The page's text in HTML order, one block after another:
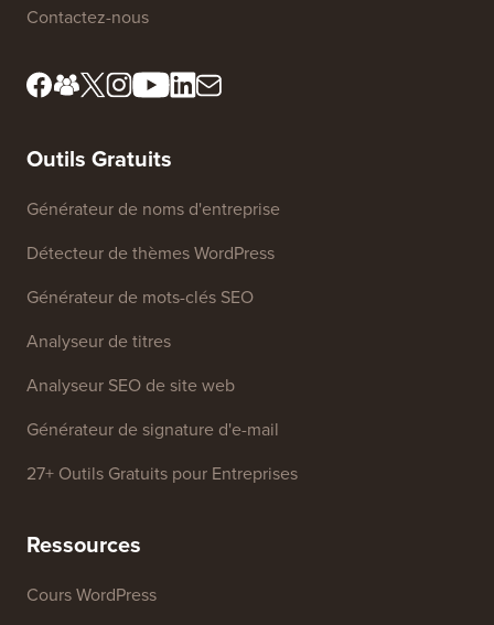
Contactez-nous
Outils Gratuits
Générateur de noms d'entreprise
Détecteur de thèmes WordPress
Générateur de mots-clés SEO
Analyseur de titres
Analyseur SEO de site web
Générateur de signature d'e-mail
27+ Outils Gratuits pour Entreprises
Ressources
Cours WordPress